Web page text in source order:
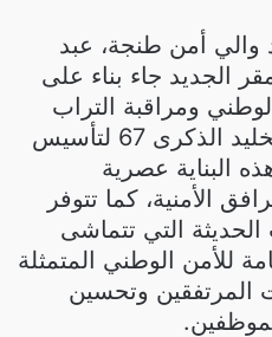
والي أمن طنجة، عبد
الجديد جاء بناء على
ومراقبة التراب
الوطني وذلك تزامنا مع تخليد الذكرى 67 لتأسيس
البناية عصرية
الأمنية، كما تتوفر
التي تتماشى
للأمن الوطني المتمثلة
المرتفقين وتحسين